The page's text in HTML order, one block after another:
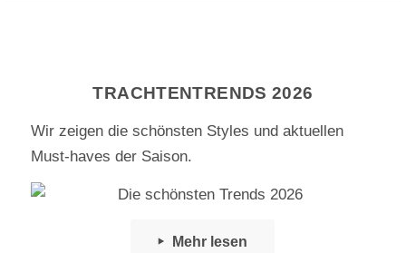
Neue Kollektionen
jetzt bei uns entdecken!
TRACHTENTRENDS 2026
Wir zeigen die schönsten Styles und aktuellen
Must-haves der Saison.
Mehr lesen